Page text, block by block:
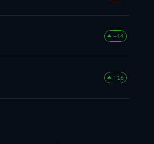
+14
+16